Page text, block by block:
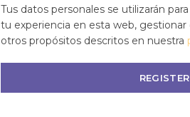
Tus datos personales se utilizarán
tu experiencia en esta web,
otros propósitos descritos en nuestra
REGISTER